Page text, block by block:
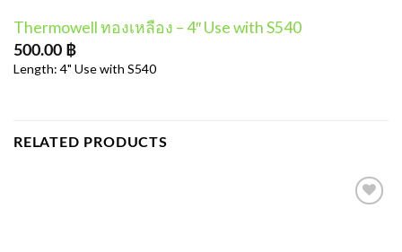
Thermowell ทองเหลือง – 4″ Use with S540
500.00 ฿
Length: 4" Use with S540
RELATED PRODUCTS